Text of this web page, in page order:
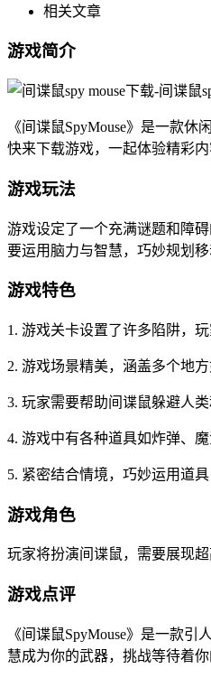
相关文章
游戏简介
《间谍鼠SpyMouse》是一款
快来下载游戏，一起体验精彩内
游戏玩法
游戏设定了一个充满谜题和障
要运用脑力与智慧，巧妙规划
游戏特色
1. 游戏关卡设置了许多陷阱，
2. 游戏场景精美，涵盖多个地
3. 玩家需要帮助间谍鼠躲避人
4. 游戏中有各种道具如炸弹、
5. 紧密结合情境，巧妙运用道
游戏角色
玩家将扮演间谍鼠，需要展现
游戏点评
《间谍鼠SpyMouse》是一款
慧成为你的武器，挑战等待着